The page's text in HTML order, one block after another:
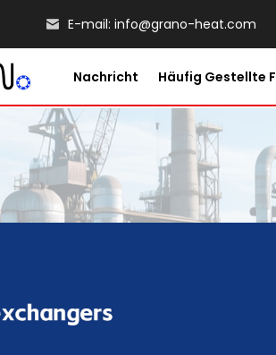
E-mail: info@grano-heat.com
Nachricht Häufig Gestellte